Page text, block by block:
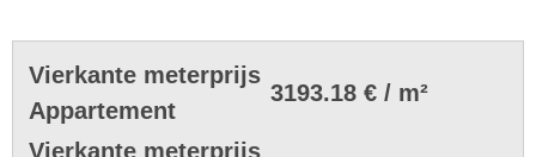
Vierkante meterprijs
Appartement
3193.18 € / m²
Vierkante meterprijs